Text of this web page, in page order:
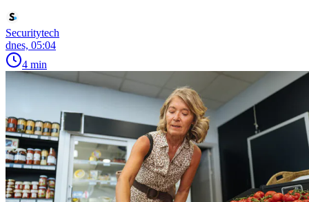
Securitytech
dnes, 05:04
4 min